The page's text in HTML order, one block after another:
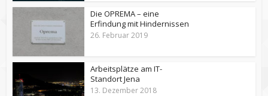
Die OPREMA – eine
Erfindung mit Hindernissen
26. Februar 2019
Arbeitsplätze am IT-
Standort Jena
13. Dezember 2018